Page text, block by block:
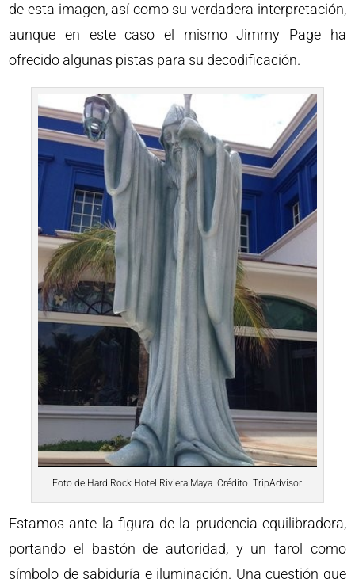
de esta imagen, así como su verdadera interpretación,
aunque en este caso el mismo Jimmy Page ha
ofrecido algunas pistas para su decodificación.
Foto de Hard Rock Hotel Riviera Maya. Crédito: TripAdvisor.
Estamos ante la figura de la prudencia equilibradora,
portando el bastón de autoridad, y un farol como
símbolo de sabiduría e iluminación. Una cuestión que